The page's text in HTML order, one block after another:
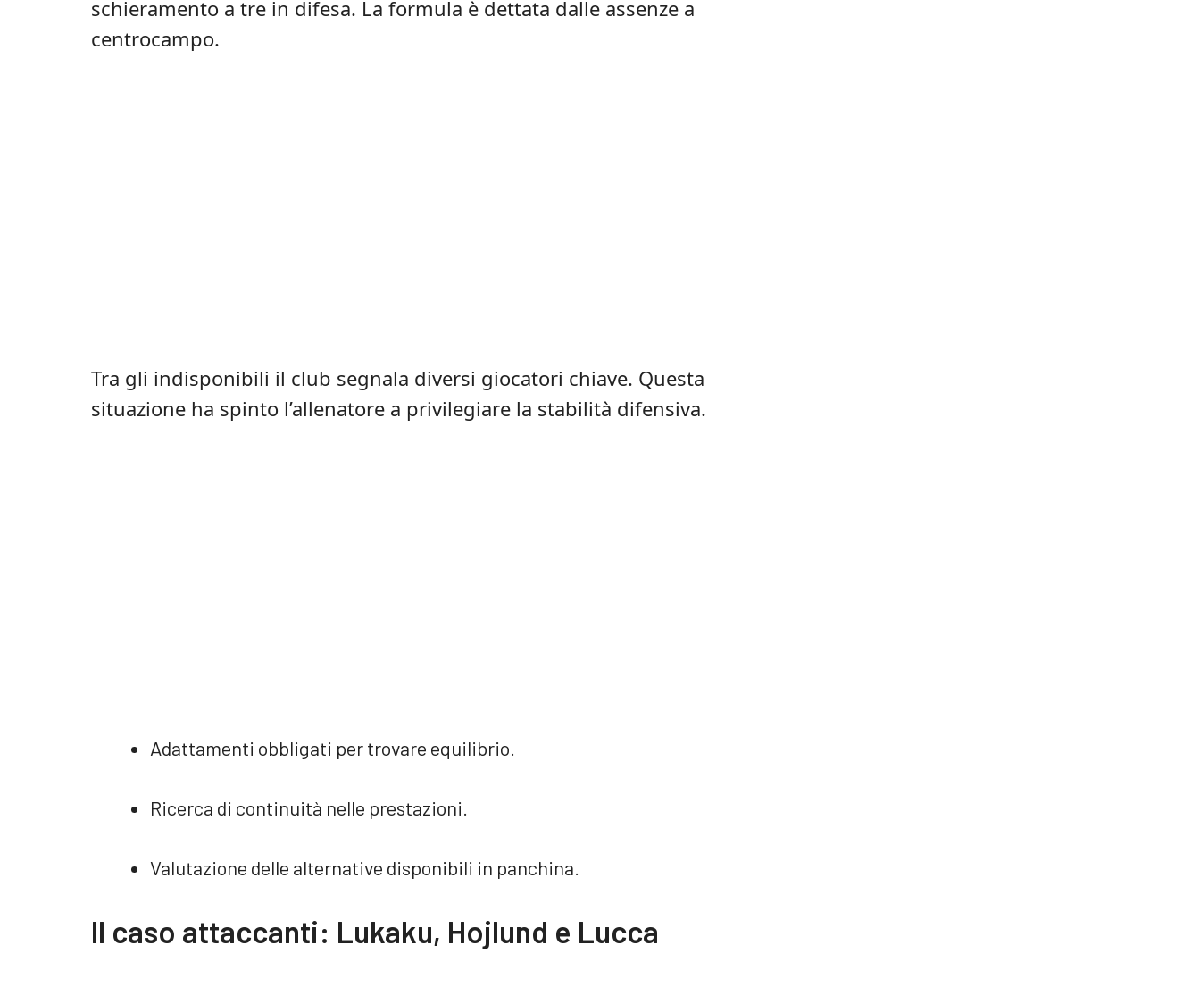
schieramento a tre in difesa. La formula è dettata dalle assenze a
centrocampo.
Tra gli indisponibili il club segnala diversi giocatori chiave. Questa
situazione ha spinto l’allenatore a privilegiare la stabilità difensiva.
Adattamenti obbligati per trovare equilibrio.
Ricerca di continuità nelle prestazioni.
Valutazione delle alternative disponibili in panchina.
Il caso attaccanti: Lukaku, Hojlund e Lucca